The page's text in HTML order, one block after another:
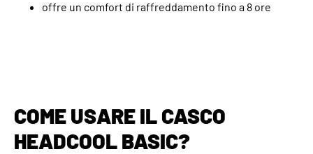
offre un comfort di raffreddamento fino a 8 ore
COME USARE IL CASCO
HEADCOOL BASIC?